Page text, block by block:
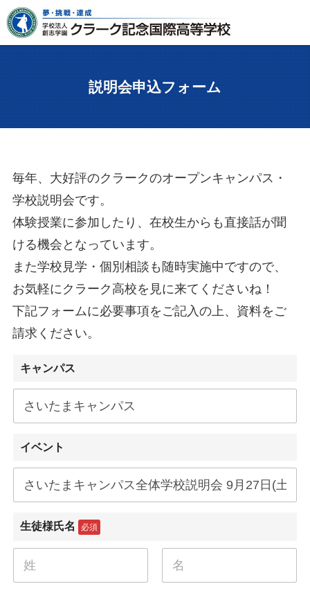
説明会申込フォーム
毎年、大好評のクラークのオープンキャンパス・
学校説明会です。
体験授業に参加したり、在校生からも直接話が聞
ける機会となっています。
また学校見学・個別相談も随時実施中ですので、
お気軽にクラーク高校を見に来てくださいね！
下記フォームに必要事項をご記入の上、資料をご
請求ください。
キャンパス
イベント
生徒様氏名 必須